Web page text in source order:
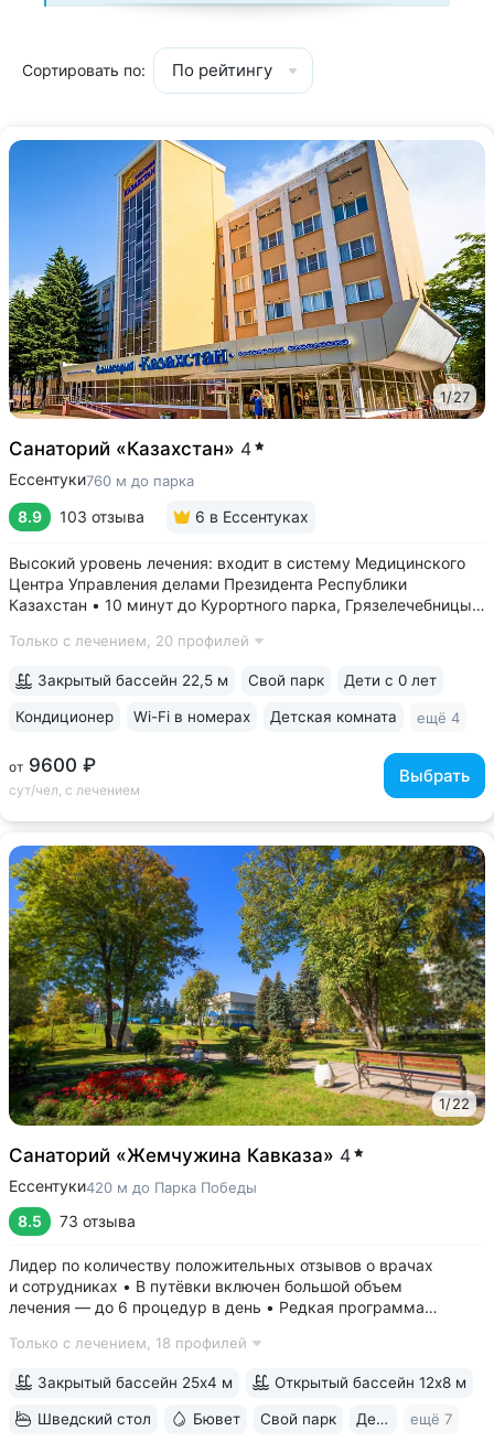
Сортировать по: По рейтингу
1/27
Санаторий «Казахстан» 4
Ессентуки760 м до парка
8.9 103 отзыва 6 в Ессентуках
Высокий уровень лечения: входит в систему Медицинского
Центра Управления делами Президента Республики
Казахстан • 10 минут до Курортного парка, Грязелечебницы
и «Ессентуки-Новая» • Санаторий с восточным колоритом
Только с лечением, 20 профилей
от 9600 ₽
сут/чел, с лечением
Выбрать
Закрытый бассейн 22,5 м Свой парк Дети с 0 лет
Кондиционер Wi-Fi в номерах Детская комната ещё 4
1/22
Санаторий «Жемчужина Кавказа» 4
Ессентуки420 м до Парка Победы
8.5 73 отзыва
Лидер по количеству положительных отзывов о врачах
и сотрудниках • В путёвки включен большой объем
лечения — до 6 процедур в день • Редкая программа
и эндокринолога, комплекс анализов и УЗИ, процедуры,
Только с лечением, 18 профилей
Закрытый бассейн 25х4 м Открытый бассейн 12х8 м
Шведский стол Бювет Свой парк Дети с 0 лет ещё 7